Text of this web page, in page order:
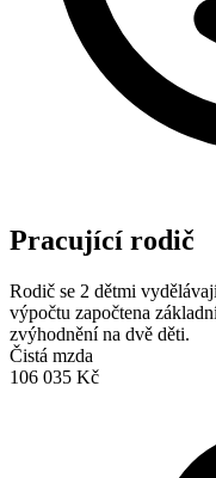
Pracující rodič
Rodič se 2 dětmi
výpočtu započtena
zvýhodnění na dvě děti.
Čistá mzda
106 035 Kč